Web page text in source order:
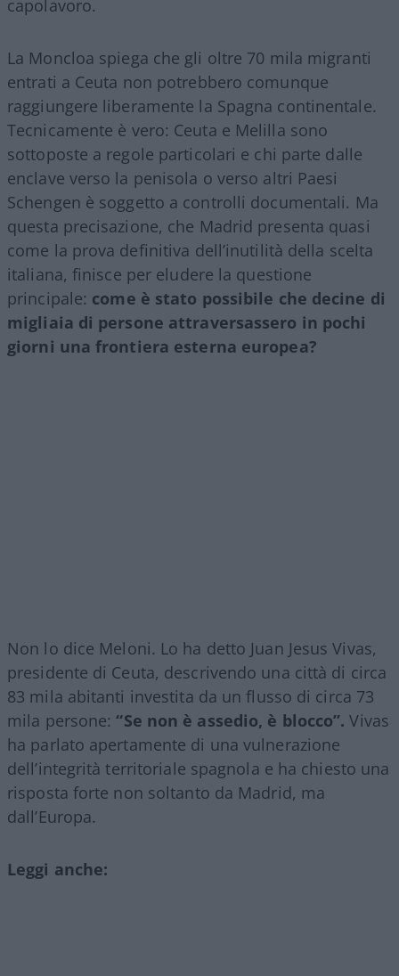
capolavoro.
La Moncloa spiega che gli oltre 70 mila migranti
entrati a Ceuta non potrebbero comunque
raggiungere liberamente la Spagna continentale.
Tecnicamente è vero: Ceuta e Melilla sono
sottoposte a regole particolari e chi parte dalle
enclave verso la penisola o verso altri Paesi
Schengen è soggetto a controlli documentali. Ma
questa precisazione, che Madrid presenta quasi
come la prova definitiva dell’inutilità della scelta
italiana, finisce per eludere la questione
principale: come è stato possibile che decine di
migliaia di persone attraversassero in pochi
giorni una frontiera esterna europea?
Non lo dice Meloni. Lo ha detto Juan Jesus Vivas,
presidente di Ceuta, descrivendo una città di circa
83 mila abitanti investita da un flusso di circa 73
mila persone: “Se non è assedio, è blocco”. Vivas
ha parlato apertamente di una vulnerazione
dell’integrità territoriale spagnola e ha chiesto una
risposta forte non soltanto da Madrid, ma
dall’Europa.
Leggi anche: